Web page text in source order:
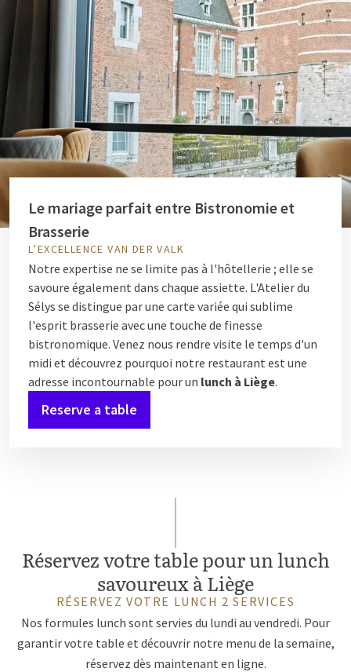
Le mariage parfait entre Bistronomie et
Brasserie
L’EXCELLENCE VAN DER VALK
Notre expertise ne se limite pas à l'hôtellerie ; elle se
savoure également dans chaque assiette. L'Atelier du
Sélys se distingue par une carte variée qui sublime
l'esprit brasserie avec une touche de finesse
bistronomique. Venez nous rendre visite le temps d'un
midi et découvrez pourquoi notre restaurant est une
adresse incontournable pour un lunch à Liège.
Reserve a table
Réservez votre table pour un lunch
savoureux à Liège
RÉSERVEZ VOTRE LUNCH 2 SERVICES
Nos formules lunch sont servies du lundi au vendredi. Pour
garantir votre table et découvrir notre menu de la semaine,
réservez dès maintenant en ligne.